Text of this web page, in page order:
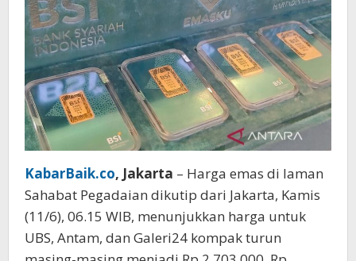
KabarBaik.co, Jakarta – Harga emas di laman
Sahabat Pegadaian dikutip dari Jakarta, Kamis
(11/6), 06.15 WIB, menunjukkan harga untuk
UBS, Antam, dan Galeri24 kompak turun